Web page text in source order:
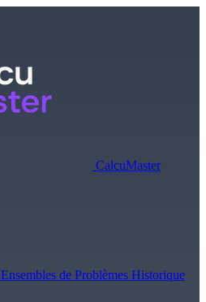
CalcuMaster
Ensembles de Problèmes Historique